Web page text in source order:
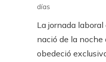
días
La jornada
nació de la noche
obedeció